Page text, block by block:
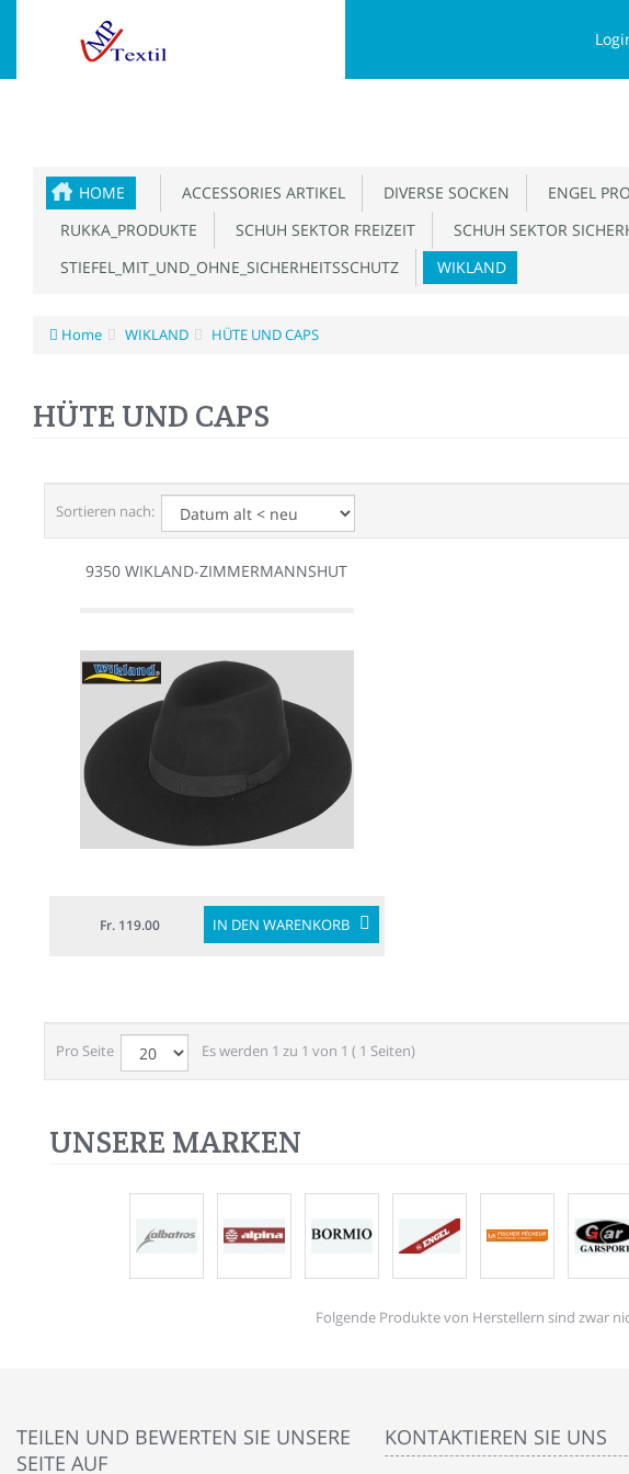
HOME ACCESSORIES ARTIKEL DIVERSE SOCKEN ENGEL
RUKKA_PRODUKTE
SCHUH SEKTOR FREIZEIT SCHUH SEKTOR
STIEFEL_MIT_UND_OHNE_SICHERHEITSSCHUTZ
WIKLAND
Home WIKLAND HÜTE UND CAPS
HÜTE UND CAPS
Sortieren nach:
9350 WIKLAND-ZIMMERMANNSHUT
IN DEN WARENKORB
Fr. 119.00
Pro Seite Es werden 1 zu 1 von 1 ( 1 Seiten)
UNSERE MARKEN
Folgende Produkte von Herstellern sind zwar
TEILEN UND BEWERTEN SIE UNSERE
SEITE AUF
KONTAKTIEREN SIE UNS